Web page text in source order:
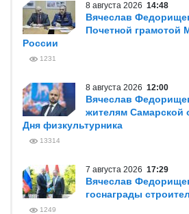
8 августа 2026 14:48
Вячеслав
Почетной грамотой
России
1231
8 августа 2026 12:00
Вячеслав
жителям Самарской
Дня физкультурника
13314
7 августа 2026 17:29
Вячеслав
госнаграды
1249